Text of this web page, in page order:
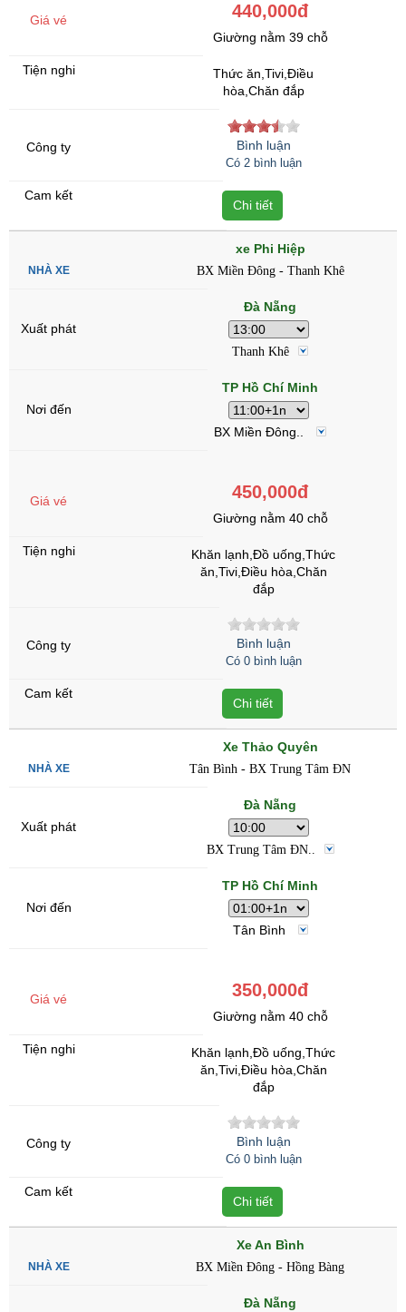
440,000đ
Giường nằm 39 chỗ
Thức ăn,Tivi,Điều
hòa,Chăn đắp
Bình luận
Có 2 bình luận
Chi tiết
xe Phi Hiệp
BX Miền Đông - Thanh Khê
Đà Nẵng
Thanh Khê
TP Hồ Chí Minh
BX Miền Đông..
450,000đ
Giường nằm 40 chỗ
Khăn lạnh,Đồ uống,Thức
ăn,Tivi,Điều hòa,Chăn
đắp
Bình luận
Có 0 bình luận
Chi tiết
Xe Thảo Quyên
Tân Bình - BX Trung Tâm ĐN
Đà Nẵng
BX Trung Tâm ĐN..
TP Hồ Chí Minh
Tân Bình
350,000đ
Giường nằm 40 chỗ
Khăn lạnh,Đồ uống,Thức
ăn,Tivi,Điều hòa,Chăn
đắp
Bình luận
Có 0 bình luận
Chi tiết
Xe An Bình
BX Miền Đông - Hồng Bàng
Đà Nẵng